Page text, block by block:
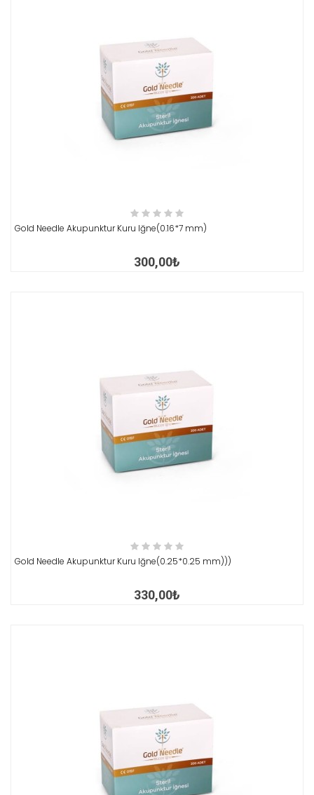
Gold Needle Akupunktur Kuru Iğne(0.16*7 mm)
300,00₺
Gold Needle Akupunktur Kuru Iğne(0.25*0.25 mm)))
330,00₺